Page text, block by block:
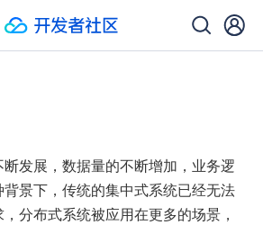
发展，数据量的不断增加，业务逻
景下，传统的集中式系统已经无法
分布式系统被应用在更多的场景，